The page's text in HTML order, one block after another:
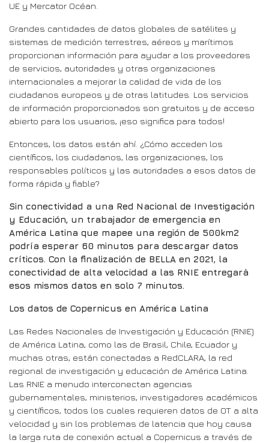
UE y Mercator Océan.
Grandes cantidades de datos globales de satélites y
sistemas de medición terrestres, aéreos y marítimos
proporcionan información para ayudar a los proveedores
de servicios, autoridades y otras organizaciones
internacionales a mejorar la calidad de vida de los
ciudadanos europeos y de otras latitudes. Los servicios
de información proporcionados son gratuitos y de acceso
abierto para los usuarios, ¡eso significa para todos!
Entonces, los datos están ahí. ¿Cómo acceden los
científicos, los ciudadanos, las organizaciones, los
responsables políticos y las autoridades a esos datos de
forma rápida y fiable?
Sin conectividad a una Red Nacional de Investigación
y Educación, un trabajador de emergencia en
América Latina que mapee una región de 500km2
podría esperar 60 minutos para descargar datos
críticos. Con la finalización de BELLA en 2021, la
conectividad de alta velocidad a las RNIE entregará
esos mismos datos en solo 7 minutos.
Los datos de Copernicus en América Latina
Las Redes Nacionales de Investigación y Educación (RNIE)
de América Latina, como las de Brasil, Chile, Ecuador y
muchas otras, están conectadas a RedCLARA, la red
regional de investigación y educación de América Latina.
Las RNIE a menudo interconectan agencias
gubernamentales, ministerios, investigadores académicos
y científicos, todos los cuales requieren datos de OT a alta
velocidad y sin los problemas de latencia que hoy causa
la larga ruta de conexión actual a Copernicus a través de